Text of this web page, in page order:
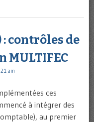
: contrôles de
MULTIFEC
am
ces
à intégrer des
au premier